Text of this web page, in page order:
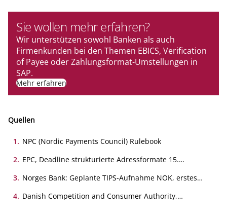
Sie wollen mehr erfahren?
Wir unterstützen sowohl Banken als auch
Firmenkunden bei den Themen EBICS, Verification
of Payee oder Zahlungsformat-Umstellungen in
SAP.
Mehr erfahren
Quellen
1. NPC (Nordic Payments Council) Rulebook
2. EPC, Deadline strukturierte Adressformate 15.
3. Norges Bank: Geplante TIPS-Aufnahme NOK, erstes
4. Danish Competition and Consumer Authority,